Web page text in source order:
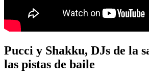
Pucci y Shakku, DJs de la
las pistas de baile